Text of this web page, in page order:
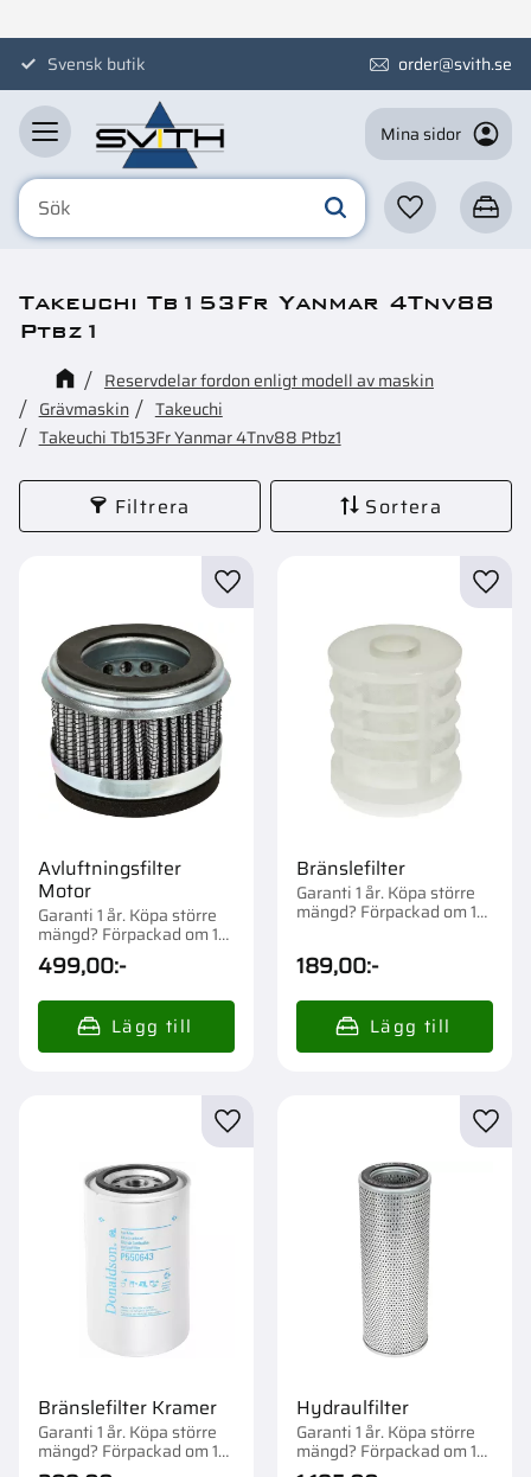
MenySvensk butik order@svith.se
Mina sidor
Favoriter
Takeuchi Tb153Fr Yanmar 4Tnv88
Ptbz1
Reservdelar fordon enligt modell av maskin
Grävmaskin
Takeuchi
Takeuchi Tb153Fr Yanmar 4Tnv88 Ptbz1
Filtrera Sortera
Avluftningsfilter
Motor
Garanti 1 år. Köpa större
mängd? Förpackad om 1
st.
499,00:-
Lägg till i favoriter
Bränslefilter
Garanti 1 år. Köpa större
mängd? Förpackad om 1
189,00:-
Bränslefilter Kramer
Garanti 1 år. Köpa större
mängd? Förpackad om 1
st.
Lägg till i favoriter
Hydraulfilter
Garanti 1 år. Köpa större
mängd? Förpackad om 1
st.